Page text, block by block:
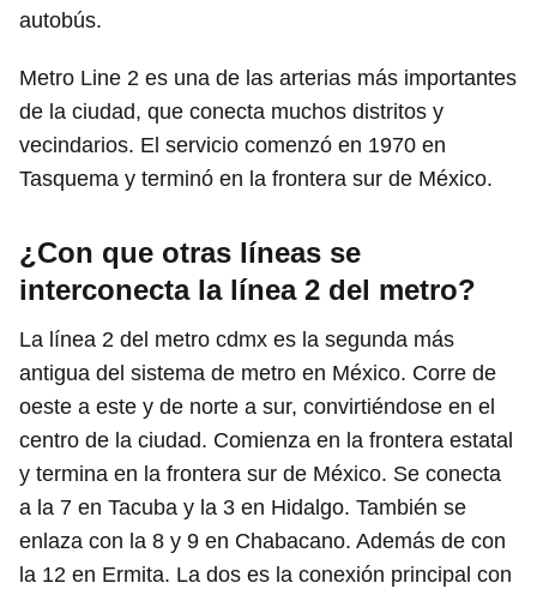
autobús.
Metro Line 2 es una de las arterias más importantes
de la ciudad, que conecta muchos distritos y
vecindarios. El servicio comenzó en 1970 en
Tasquema y terminó en la frontera sur de México.
¿Con que otras líneas se
interconecta la línea 2 del metro?
La línea 2 del metro cdmx es la segunda más
antigua del sistema de metro en México. Corre de
oeste a este y de norte a sur, convirtiéndose en el
centro de la ciudad. Comienza en la frontera estatal
y termina en la frontera sur de México. Se conecta
a la 7 en Tacuba y la 3 en Hidalgo. También se
enlaza con la 8 y 9 en Chabacano. Además de con
la 12 en Ermita. La dos es la conexión principal con